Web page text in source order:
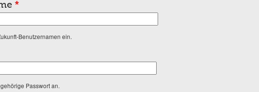
*
Benutzernamen ein.
Passwort an.